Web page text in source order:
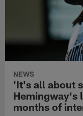
NEWS
'It's all about
Hemingway's
months of